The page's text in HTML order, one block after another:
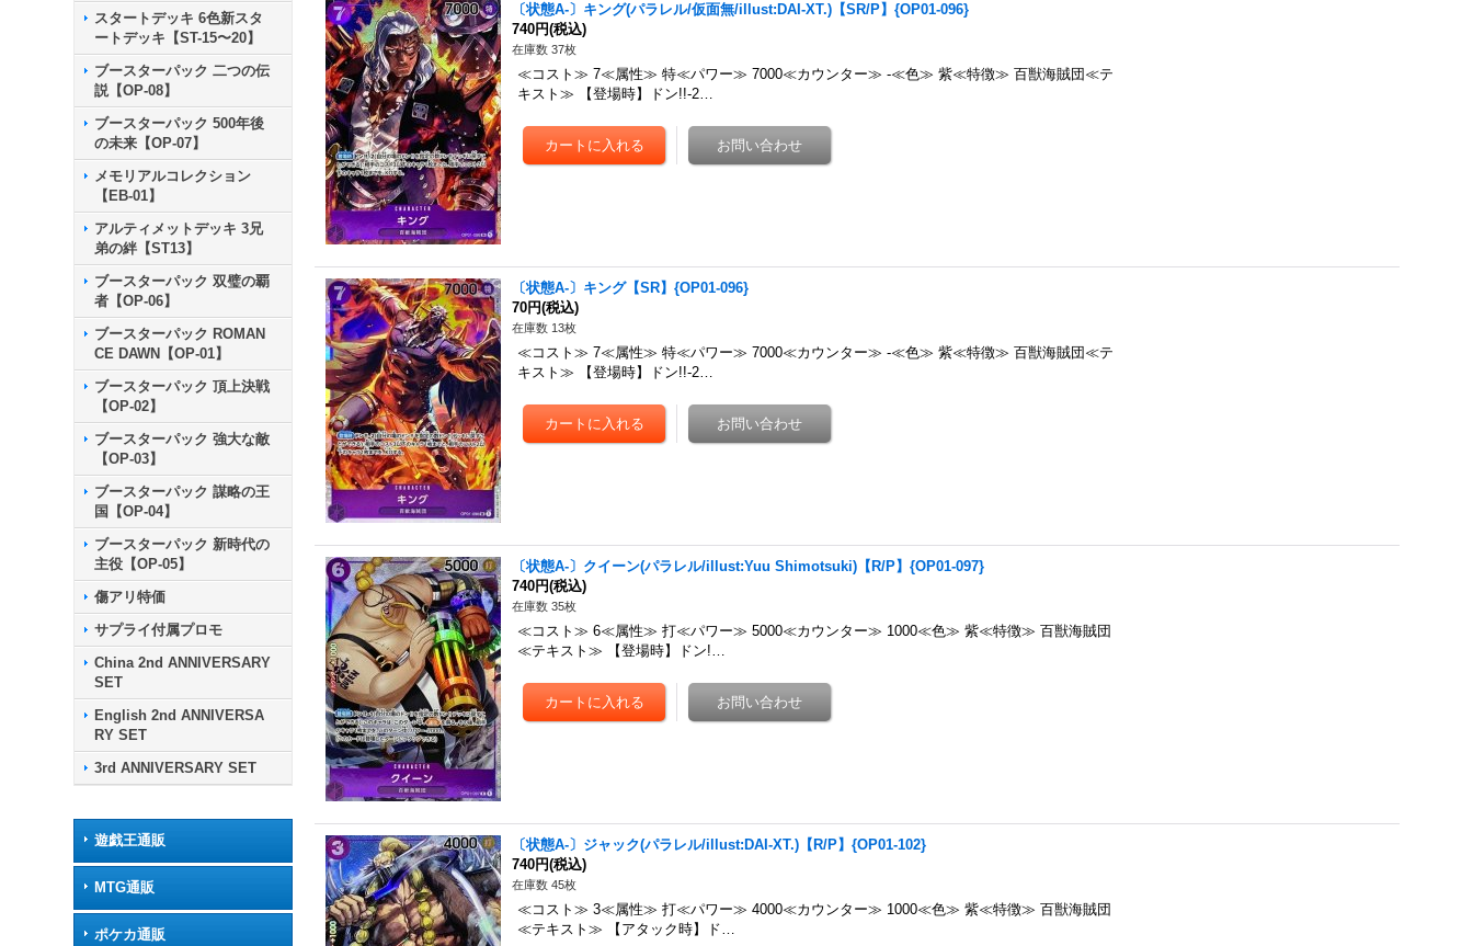
スタートデッキ 6色新スタ
ートデッキ【ST-15〜20】
ブースターパック 二つの伝
説【OP-08】
ブースターパック 500年後
の未来【OP-07】
メモリアルコレクション
【EB-01】
アルティメットデッキ 3兄
弟の絆【ST13】
ブースターパック 双璧の覇
者【OP-06】
ブースターパック ROMAN
CE DAWN【OP-01】
ブースターパック 頂上決戦
【OP-02】
ブースターパック 強大な敵
【OP-03】
ブースターパック 謀略の王
国【OP-04】
ブースターパック 新時代の
主役【OP-05】
傷アリ特価
サプライ付属プロモ
China 2nd ANNIVERSARY
SET
English 2nd ANNIVERSA
RY SET
3rd ANNIVERSARY SET
遊戯王通販
MTG通販
ポケカ通販
〔状態A-〕キング(パラレル/仮面無/illust:DAI-XT.)【SR/P】{OP01-096}
740円(税込)
在庫数 37枚
≪コスト≫ 7≪属性≫ 特≪パワー≫ 7000≪カウンター≫ -≪色≫ 紫≪特徴≫ 百獣海賊団≪テ
キスト≫ 【登場時】ドン!!-2…
〔状態A-〕キング【SR】{OP01-096}
70円(税込)
在庫数 13枚
≪コスト≫ 7≪属性≫ 特≪パワー≫ 7000≪カウンター≫ -≪色≫ 紫≪特徴≫ 百獣海賊団≪テ
キスト≫ 【登場時】ドン!!-2…
〔状態A-〕クイーン(パラレル/illust:Yuu Shimotsuki)【R/P】{OP01-097}
740円(税込)
在庫数 35枚
≪コスト≫ 6≪属性≫ 打≪パワー≫ 5000≪カウンター≫ 1000≪色≫ 紫≪特徴≫ 百獣海賊団
≪テキスト≫ 【登場時】ドン!…
〔状態A-〕ジャック(パラレル/illust:DAI-XT.)【R/P】{OP01-102}
740円(税込)
在庫数 45枚
≪コスト≫ 3≪属性≫ 打≪パワー≫ 4000≪カウンター≫ 1000≪色≫ 紫≪特徴≫ 百獣海賊団
≪テキスト≫ 【アタック時】ド…